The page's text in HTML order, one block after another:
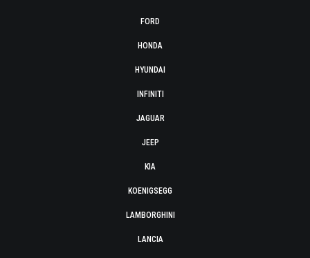
FORD
HONDA
HYUNDAI
INFINITI
JAGUAR
JEEP
KIA
KOENIGSEGG
LAMBORGHINI
LANCIA